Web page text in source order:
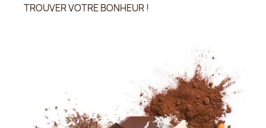
TROUVER VOTRE BONHEUR !